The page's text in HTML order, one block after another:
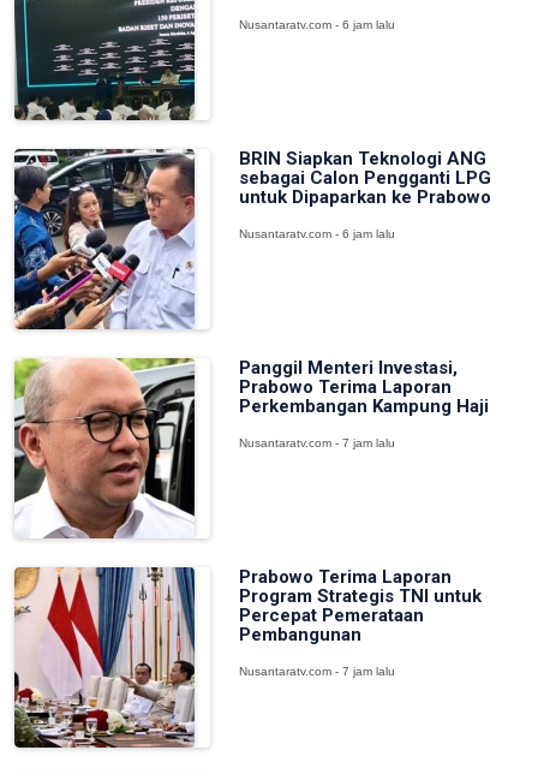
Nusantaratv.com - 6 jam lalu
BRIN Siapkan Teknologi ANG
sebagai Calon Pengganti LPG
untuk Dipaparkan ke Prabowo
Nusantaratv.com - 6 jam lalu
Panggil Menteri Investasi,
Prabowo Terima Laporan
Perkembangan Kampung Haji
Nusantaratv.com - 7 jam lalu
Prabowo Terima Laporan
Program Strategis TNI untuk
Percepat Pemerataan
Pembangunan
Nusantaratv.com - 7 jam lalu